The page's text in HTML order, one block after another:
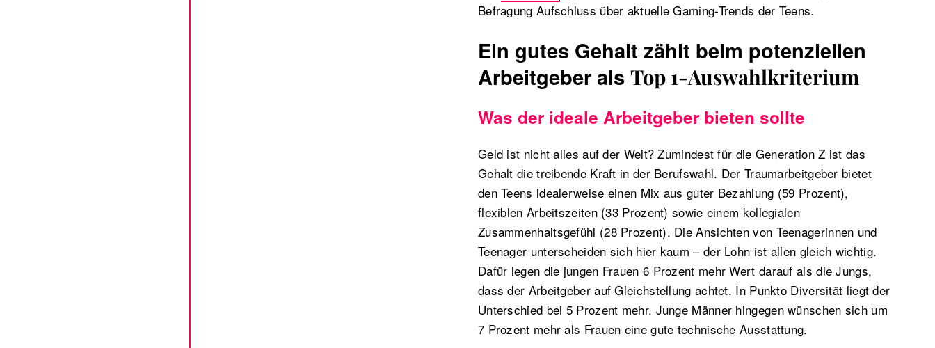
Befragung Aufschluss über aktuelle Gaming-Trends der Teens.
Ein gutes Gehalt zählt beim potenziellen
Arbeitgeber als Top 1-Auswahlkriterium
Was der ideale Arbeitgeber bieten sollte
Geld ist nicht alles auf der Welt? Zumindest für die Generation Z ist das
Gehalt die treibende Kraft in der Berufswahl. Der Traumarbeitgeber bietet
den Teens idealerweise einen Mix aus guter Bezahlung (59 Prozent),
flexiblen Arbeitszeiten (33 Prozent) sowie einem kollegialen
Zusammenhaltsgefühl (28 Prozent). Die Ansichten von Teenagerinnen und
Teenager unterscheiden sich hier kaum – der Lohn ist allen gleich wichtig.
Dafür legen die jungen Frauen 6 Prozent mehr Wert darauf als die Jungs,
dass der Arbeitgeber auf Gleichstellung achtet. In Punkto Diversität liegt der
Unterschied bei 5 Prozent mehr. Junge Männer hingegen wünschen sich um
7 Prozent mehr als Frauen eine gute technische Ausstattung.